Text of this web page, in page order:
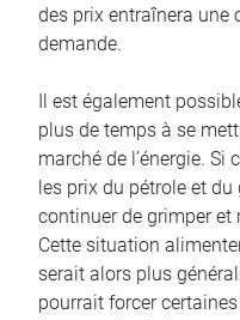
des prix entraînera une
demande.
Il est également
plus de temps à se
marché de l’énergie. Si
les prix du pétrole et
continuer de grimper et
Cette situation
serait alors plus
pourrait forcer